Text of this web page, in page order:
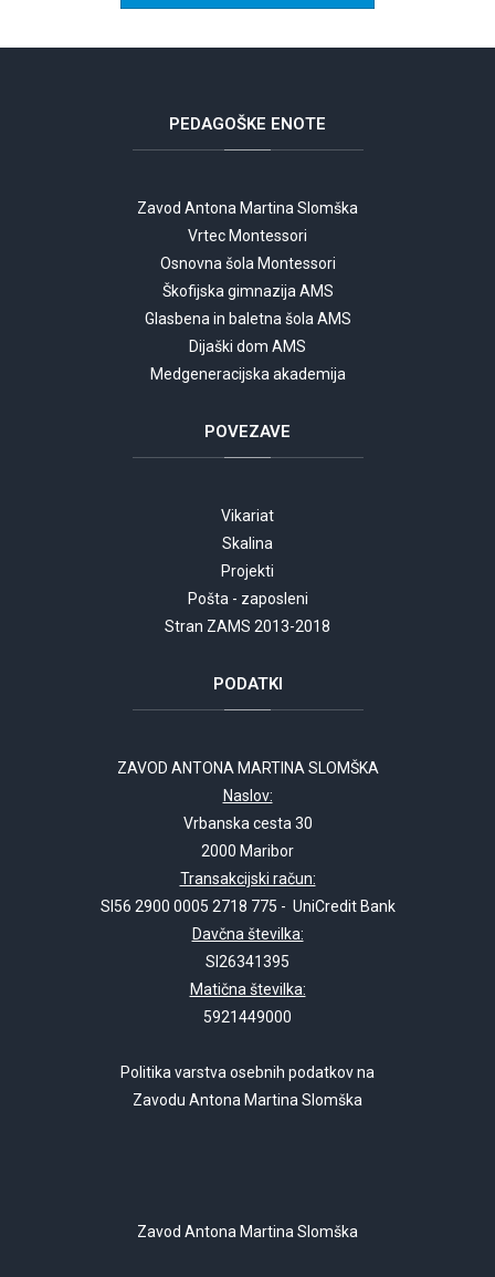
PEDAGOŠKE ENOTE
Zavod Antona Martina Slomška
Vrtec Montessori
Osnovna šola Montessori
Škofijska gimnazija AMS
Glasbena in baletna šola AMS
Dijaški dom AMS
Medgeneracijska akademija
POVEZAVE
Vikariat
Skalina
Projekti
Pošta - zaposleni
Stran ZAMS 2013-2018
PODATKI
ZAVOD ANTONA MARTINA SLOMŠKA
Naslov:
Vrbanska cesta 30
2000 Maribor
Transakcijski račun:
SI56 2900 0005 2718 775 - UniCredit Bank
Davčna številka:
SI26341395
Matična številka:
5921449000
Politika varstva osebnih podatkov na
Zavodu Antona Martina Slomška
Zavod Antona Martina Slomška